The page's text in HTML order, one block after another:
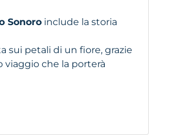
Sonoro include la storia
sui petali di un fiore, grazie
viaggio che la porterà